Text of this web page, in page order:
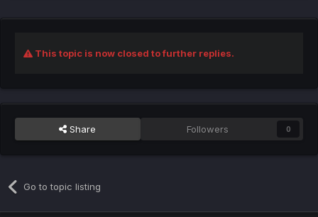
This topic is now closed to further replies.
Share Followers 0
Go to topic listing